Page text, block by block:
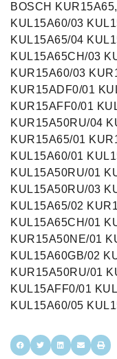
BOSCH
KUL15A60/03
KUL15A65/04
KUL15A65CH/03
KUR15A60/03
KUR15ADF0/01
KUR15AFF0/01
KUR15A50RU/04
KUR15A65/01
KUL15A60/01
KUL15A50RU/01
KUL15A50RU/03
KUL15A65/02
KUL15A65CH/01
KUR15A50NE/01
KUL15A60GB/02
KUR15A50RU/01
KUL15AFF0/01
KUL15A60/05